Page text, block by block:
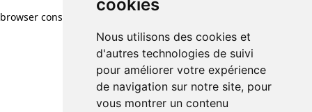
cookies
Nous utilisons des cookies et
d'autres technologies de suivi
pour améliorer votre expérience
de navigation sur notre site, pour
vous montrer un contenu
browser console for more information)